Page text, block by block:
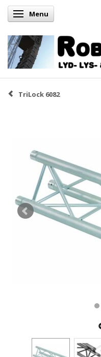
Skifte navigation
Menu
TriLock 6082